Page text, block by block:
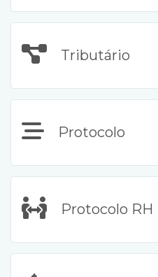
Tributário
Protocolo
Protocolo RH